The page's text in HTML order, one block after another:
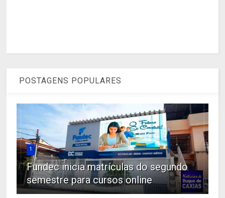
POSTAGENS POPULARES
1
Fundec inicia matrículas do segundo
semestre para cursos online